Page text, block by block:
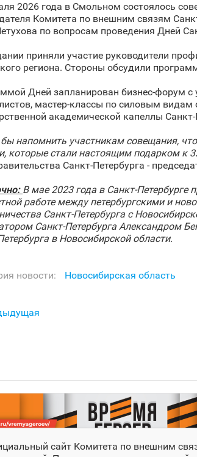
2026 года в Смольном состоялось
Комитета по внешним связям
по вопросам проведения Дней
приняли участие руководители
региона. Стороны обсудили
Дней запланирован бизнес-форум с
мастер-классы по силовым видам
академической капеллы
напомнить участникам совещания,
которые стали настоящим подарком к
Санкт‑Петербурга -
В мае 2023 года в
работе между петербургскими и
Санкт‑Петербурга с
Санкт‑Петербурга Александром
в Новосибирской области.
новости: Новосибирская область
сайт Комитета по внешним